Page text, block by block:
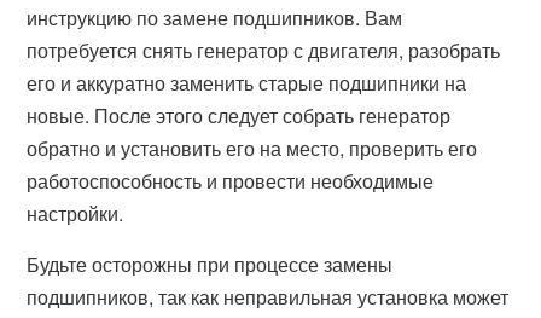
инструкцию по замене подшипников. Вам
потребуется снять генератор с двигателя, разобрать
его и аккуратно заменить старые подшипники на
новые. После этого следует собрать генератор
обратно и установить его на место, проверить его
работоспособность и провести необходимые
настройки.
Будьте осторожны при процессе замены
подшипников, так как неправильная установка может